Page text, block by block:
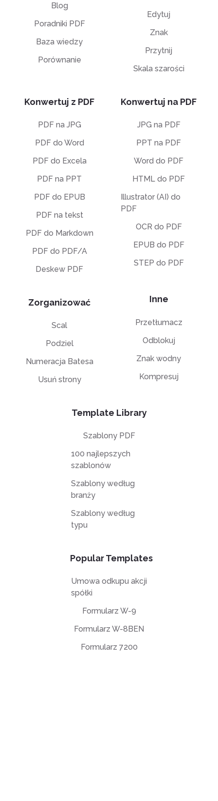
Blog
Poradniki PDF
Baza wiedzy
Porównanie
Edytuj
Znak
Przytnij
Skala szarości
Konwertuj z PDF
PDF na JPG
PDF do Word
PDF do Excela
PDF na PPT
PDF do EPUB
PDF na tekst
PDF do Markdown
PDF do PDF/A
Deskew PDF
Zorganizować
Scal
Podziel
Numeracja Batesa
Usuń strony
Konwertuj na PDF
JPG na PDF
PPT na PDF
Word do PDF
HTML do PDF
Illustrator (AI) do
PDF
OCR do PDF
EPUB do PDF
STEP do PDF
Inne
Przetłumacz
Odblokuj
Znak wodny
Kompresuj
Template Library
Szablony PDF
100 najlepszych
szablonów
Szablony według
branży
Szablony według
typu
Popular Templates
Umowa odkupu akcji
spółki
Formularz W-9
Formularz W-8BEN
Formularz 7200